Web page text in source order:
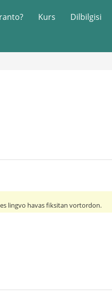
Kurs Dilbilgisi
lingvo havas fiksitan vortordon.